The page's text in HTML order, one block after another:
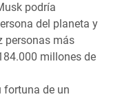
podría
del planeta y
personas más
millones de
fortuna de un